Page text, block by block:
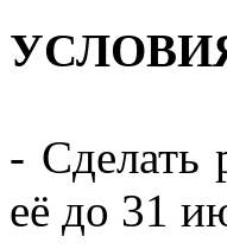
- Сделать
её до 31